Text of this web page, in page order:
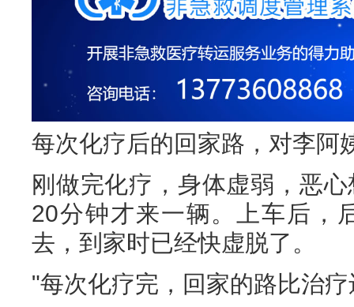
每次化疗后的回家路，对李阿
刚做完化疗，身体虚弱，恶
20分钟才来一辆。上车后，
去，到家时已经快虚脱了。
"每次化疗完，回家的路比治